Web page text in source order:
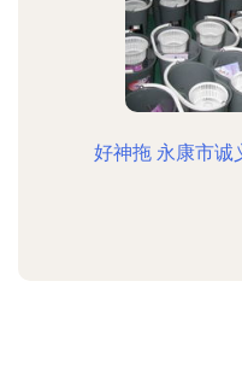
好神拖 永康市诚